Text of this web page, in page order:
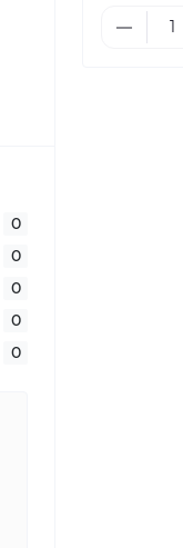
0
0
0
0
0